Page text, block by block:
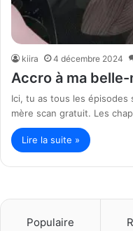
kiira 4 décembre 2024
Accro à ma
Ici, tu as tous les
mère scan gratuit. Les
Lire la suite »
Populaire